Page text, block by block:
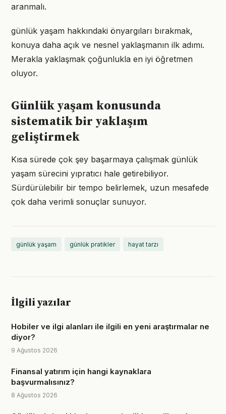
aranmalı.
günlük yaşam hakkındaki önyargıları bırakmak,
konuya daha açık ve nesnel yaklaşmanın ilk adımı.
Merakla yaklaşmak çoğunlukla en iyi öğretmen
oluyor.
Günlük yaşam konusunda
sistematik bir yaklaşım
geliştirmek
Kısa sürede çok şey başarmaya çalışmak günlük
yaşam sürecini yıpratıcı hale getirebiliyor.
Sürdürülebilir bir tempo belirlemek, uzun mesafede
çok daha verimli sonuçlar sunuyor.
günlük yaşam günlük pratikler hayat tarzı
İlgili yazılar
Hobiler ve ilgi alanları ile ilgili en yeni araştırmalar ne
diyor?
9 Ağustos 2026
Finansal yatırım için hangi kaynaklara
başvurmalısınız?
8 Ağustos 2026